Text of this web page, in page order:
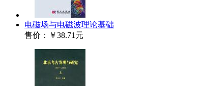
电磁场与电磁波理论基础
售价：
￥38.71元